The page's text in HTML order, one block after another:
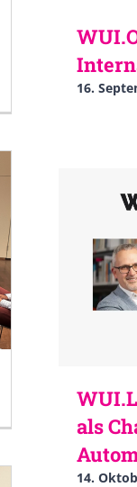
16.
als
14.